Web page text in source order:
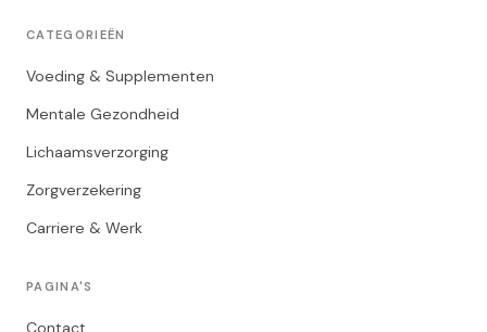
CATEGORIEËN
Voeding & Supplementen
Mentale Gezondheid
Lichaamsverzorging
Zorgverzekering
Carriere & Werk
PAGINA'S